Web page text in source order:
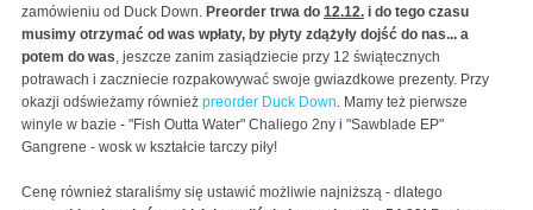
zamówieniu od Duck Down. Preorder trwa do 12.12. i do tego czasu
musimy otrzymać od was wpłaty, by płyty zdążyły dojść do nas... a
potem do was, jeszcze zanim zasiądziecie przy 12 świątecznych
potrawach i zaczniecie rozpakowywać swoje gwiazdkowe prezenty. Przy
okazji odświeżamy również preorder Duck Down. Mamy też pierwsze
winyle w bazie - "Fish Outta Water" Chaliego 2ny i "Sawblade EP"
Gangrene - wosk w kształcie tarczy piły!
Cenę również staraliśmy się ustawić możliwie najniższą - dlatego